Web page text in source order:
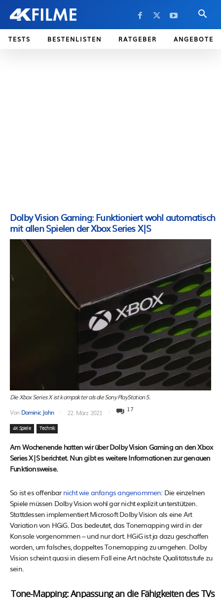
TESTS BESTENLISTEN RATGEBER ANGEBOTE
Dolby Vision Gaming: Funktioniert wohl automatisch
mit allen Spielen der Xbox Series X|S
Die Xbox Series X ist kompakter als die Sony PlayStation 5.
Von Dominic Jahn 22. März 2021 17
4K Spiele Technik
Am Wochenende hatten wir über Dolby Vision Gaming an den Xbox
Series X|S berichtet. Nun gibt es weitere Informationen zur genauen
Funktionsweise.
So ist es offenbar nicht wie anfangs angenommen: Die einzelnen
Spiele müssen Dolby Vision wohl gar nicht explizit unterstützen.
Stattdessen implementiert Microsoft Dolby Vision als eine Art
Variation von HGiG. Das bedeutet, das Tonemapping wird in der
Konsole vorgenommen – und nur dort. HGiG ist ja dazu geschaffen
worden, um falsches, doppeltes Tonemapping zu umgehen. Dolby
Vision scheint quasi in diesem Fall eine Art nächste Qualitätsstufe zu
sein.
Tone-Mapping: Anpassung an die Fähigkeiten des TVs